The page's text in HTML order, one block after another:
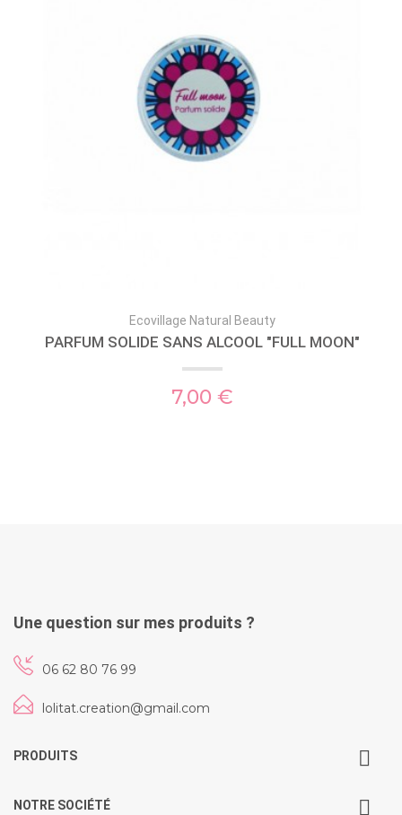
Ecovillage Natural Beauty
PARFUM SOLIDE SANS ALCOOL "FULL MOON"
7,00 €
Une question sur mes produits ?
06 62 80 76 99
lolitat.creation@gmail.com
PRODUITS
NOTRE SOCIÉTÉ